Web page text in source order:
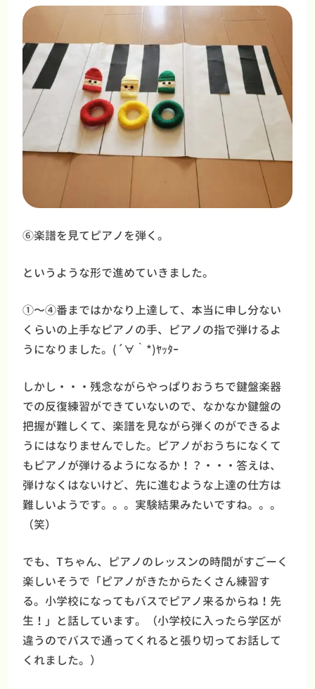
⑥楽譜を見てピアノを弾く。
というような形で進めていきました。
①〜④番まではかなり上達して、本当に申し分ない
くらいの上手なピアノの手、ピアノの指で弾けるよ
うになりました。(´∀｀*)ﾔｯﾀｰ
しかし・・・残念ながらやっぱりおうちで鍵盤楽器
での反復練習ができていないので、なかなか鍵盤の
把握が難しくて、楽譜を見ながら弾くのができるよ
うにはなりませんでした。ピアノがおうちになくて
もピアノが弾けるようになるか！？・・・答えは、
弾けなくはないけど、先に進むような上達の仕方は
難しいようです。。。実験結果みたいですね。。。
（笑）
でも、Tちゃん、ピアノのレッスンの時間がすごーく
楽しいそうで「ピアノがきたからたくさん練習す
る。小学校になってもバスでピアノ来るからね！先
生！」と話しています。（小学校に入ったら学区が
違うのでバスで通ってくれると張り切ってお話して
くれました。）